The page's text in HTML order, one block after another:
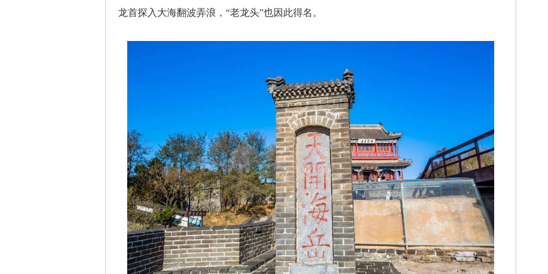
龙首探入大海翻波弄浪，“老龙头”也因此得名。